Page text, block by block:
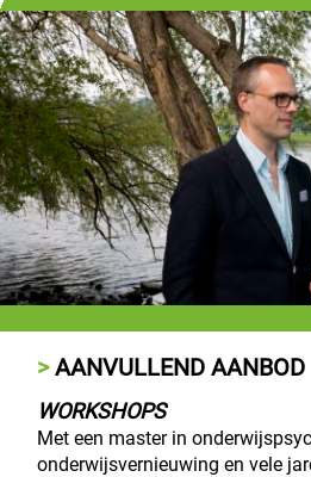
AANVULLEND AANBOD
WORKSHOPS
Met een master in
onderwijsvernieuwing en vele